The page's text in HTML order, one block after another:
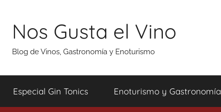
contenido
Nos Gusta el Vino
Blog de Vinos, Gastronomía y Enoturismo
Especial Gin Tonics Enoturismo y Gastronomía